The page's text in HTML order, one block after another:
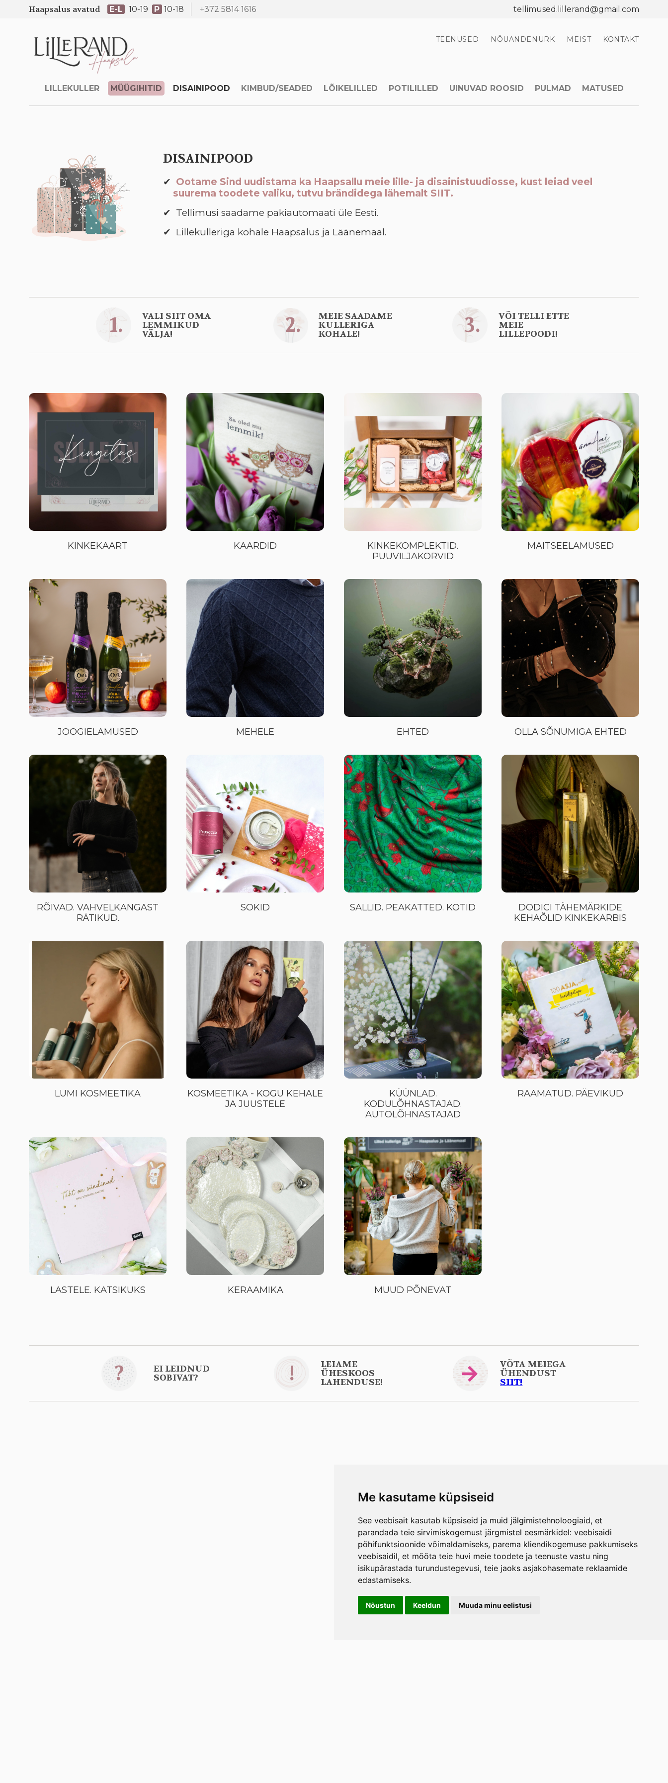
Me kasutame küpsiseid
See veebisait kasutab küpsiseid ja muid jälgimistehnoloogiaid, et
parandada teie sirvimiskogemust järgmistel eesmärkidel: veebisaidi
põhifunktsioonide võimaldamiseks, parema kliendikogemuse pakkumiseks
veebisaidil, et mõõta teie huvi meie toodete ja teenuste vastu ning
isikupärastada turundustegevusi, teie jaoks asjakohasemate reklaamide
edastamiseks.
Nõustun Keeldun Muuda minu eelistusi
Haapsalus avatud E-L 10-19 P 10-18 +372 5814 1616 tellimused.lillerand@gmail.com
TEENUSED NÕUANDENURK MEIST KONTAKT
LILLEKULLER MÜÜGIHITID DISAINIPOOD KIMBUD/SEADED LÕIKELILLED POTILILLED UINUVAD ROOSID PULMAD MATUSED
DISAINIPOOD
Ootame Sind uudistama ka Haapsallu meie lille- ja disainistuudiosse, kust leiad veel
suurema toodete valiku, tutvu brändidega lähemalt SIIT.
Tellimusi saadame pakiautomaati üle Eesti.
Lillekulleriga kohale Haapsalus ja Läänemaal.
1. VALI SIIT OMA
LEMMIKUD
VÄLJA! 2. MEIE SAADAME
KULLERIGA
KOHALE! 3. VÕI TELLI ETTE
MEIE
LILLEPOODI!
KINKEKAART KAARDID
KINKEKOMPLEKTID.
PUUVILJAKORVID
MAITSEELAMUSED
JOOGIELAMUSED MEHELE EHTED OLLA SÕNUMIGA EHTED
RÕIVAD. VAHVELKANGAST
RÄTIKUD.
SOKID SALLID. PEAKATTED. KOTID
DODICI TÄHEMÄRKIDE
KEHAÕLID KINKEKARBIS
LUMI KOSMEETIKA
KOSMEETIKA - KOGU KEHALE
JA JUUSTELE
KÜÜNLAD.
KODULÕHNASTAJAD.
AUTOLÕHNASTAJAD
RAAMATUD. PÄEVIKUD
LASTELE. KATSIKUKS KERAAMIKA MUUD PÕNEVAT
? EI LEIDNUD
SOBIVAT? ! LEIAME
ÜHESKOOS
LAHENDUSE!
VÕTA MEIEGA
ÜHENDUST
SIIT!